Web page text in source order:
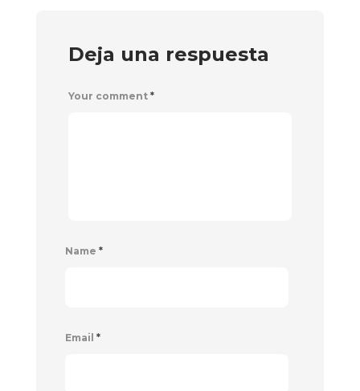
Deja una respuesta
Your comment *
Name *
Email *